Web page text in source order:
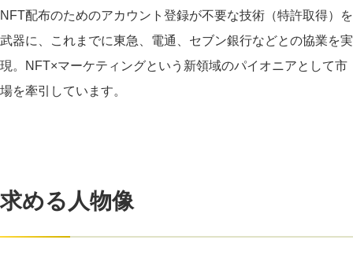
NFT配布のためのアカウント登録が不要な技術（特許取得）を
武器に、これまでに東急、電通、セブン銀行などとの協業を実
現。NFT×マーケティングという新領域のパイオニアとして市
場を牽引しています。
求める人物像